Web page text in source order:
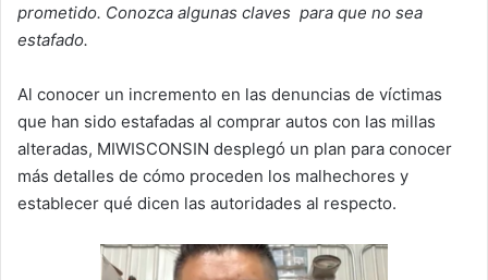
prometido. Conozca algunas claves para que no sea
estafado.
Al conocer un incremento en las denuncias de víctimas
que han sido estafadas al comprar autos con las millas
alteradas, MIWISCONSIN desplegó un plan para conocer
más detalles de cómo proceden los malhechores y
establecer qué dicen las autoridades al respecto.